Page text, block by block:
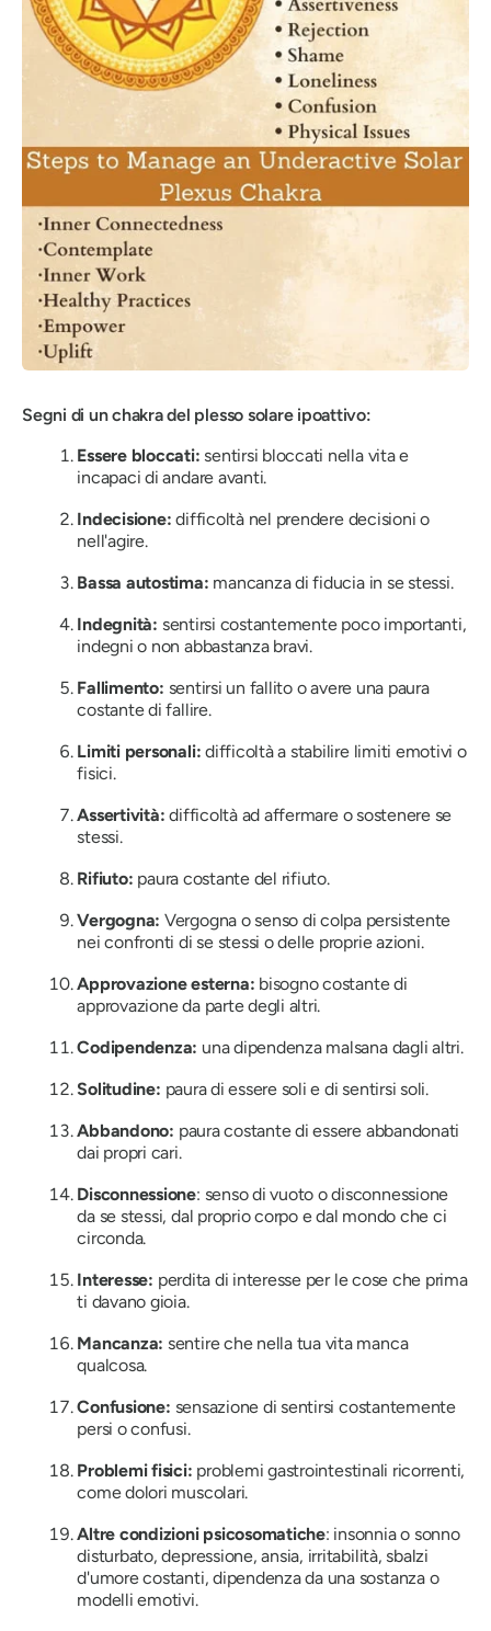
Segni di un chakra del plesso solare ipoattivo:
Essere bloccati: sentirsi bloccati nella vita e
incapaci di andare avanti.
Indecisione: difficoltà nel prendere decisioni o
nell'agire.
Bassa autostima: mancanza di fiducia in se stessi.
Indegnità: sentirsi costantemente poco importanti,
indegni o non abbastanza bravi.
Fallimento: sentirsi un fallito o avere una paura
costante di fallire.
Limiti personali: difficoltà a stabilire limiti emotivi o
fisici.
Assertività:difficoltà ad affermare o sostenere se
stessi.
Rifiuto: paura costante del rifiuto.
Vergogna: Vergogna o senso di colpa persistente
nei confronti di se stessi o delle proprie azioni.
Approvazione esterna: bisogno costante di
approvazione da parte degli altri.
Codipendenza: una dipendenza malsana dagli altri.
Solitudine: paura di essere soli e di sentirsi soli.
Abbandono: paura costante di essere abbandonati
dai propri cari.
Disconnessione: senso di vuoto o disconnessione
da se stessi, dal proprio corpo e dal mondo che ci
circonda.
Interesse: perdita di interesse per le cose che prima
ti davano gioia.
Mancanza: sentire che nella tua vita manca
qualcosa.
Confusione: sensazione di sentirsi costantemente
persi o confusi.
Problemi fisici: problemi gastrointestinali ricorrenti,
come dolori muscolari.
Altre condizioni psicosomatiche: insonnia o sonno
disturbato, depressione, ansia, irritabilità, sbalzi
d'umore costanti, dipendenza da una sostanza o
modelli emotivi.